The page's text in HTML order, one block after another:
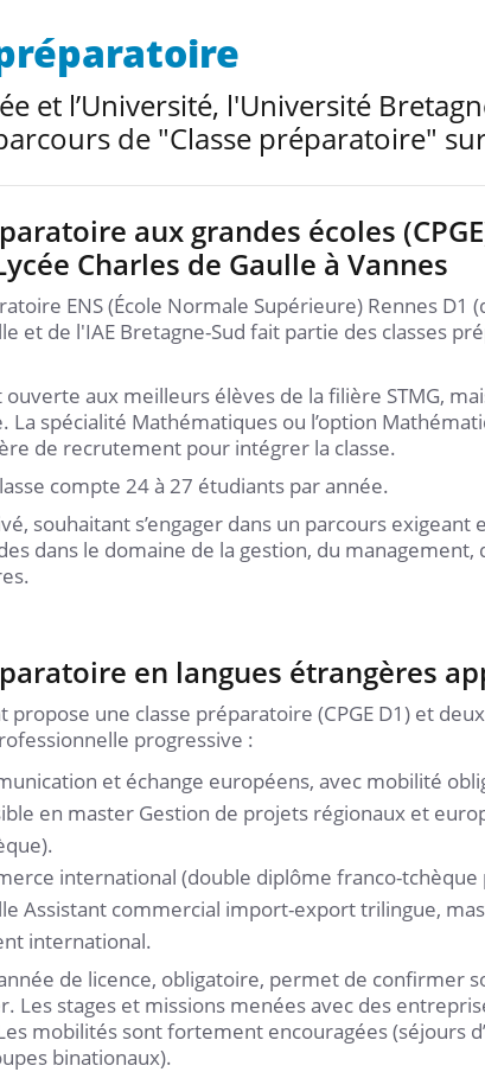
et l’Université, l'Université
de "Classe préparatoire"
aux grandes écoles
Charles de Gaulle à Vannes
ENS (École Normale Supérieure) Rennes D1
et de l'IAE Bretagne-Sud fait partie des classes
ouverte aux meilleurs élèves de la filière STMG,
La spécialité Mathématiques ou l’option
de recrutement pour intégrer la classe.
compte 24 à 27 étudiants par année.
souhaitant s’engager dans un parcours exigeant
dans le domaine de la gestion, du
en langues étrangères
une classe préparatoire (CPGE D1) et
progressive :
et échange européens, avec mobilité
en master Gestion de projets régionaux et
international (double diplôme franco-tchèque
Assistant commercial import-export trilingue,
international.
de licence, obligatoire, permet de confirmer
Les stages et missions menées avec des
mobilités sont fortement encouragées (séjours
binationaux).